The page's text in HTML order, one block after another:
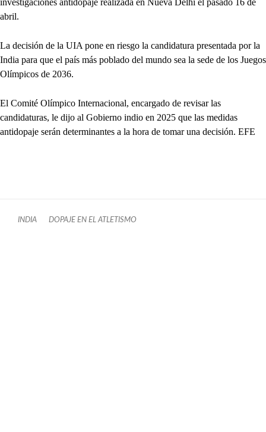
abril.
La decisión de la UIA pone en riesgo la candidatura presentada por la
India para que el país más poblado del mundo sea la sede de los Juegos
Olímpicos de 2036.
El Comité Olímpico Internacional, encargado de revisar las
candidaturas, le dijo al Gobierno indio en 2025 que las medidas
antidopaje serán determinantes a la hora de tomar una decisión. EFE
INDIA DOPAJE EN EL ATLETISMO